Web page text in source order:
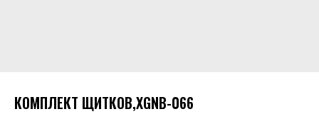
КОМПЛЕКТ ЩИТКОВ,XGNB-066